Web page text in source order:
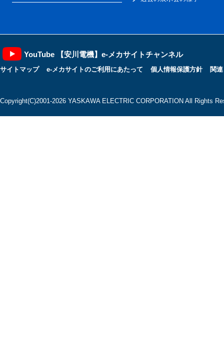
YouTube 【安川電機】e-メカサイトチャンネル
サイトマップ e-メカサイトのご利用にあたって 個人情報保護方針 関
Copyright(C)2001‐2026 YASKAWA ELECTRIC CORPORATION All Rights